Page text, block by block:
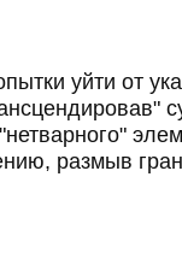
уйти от
размыв